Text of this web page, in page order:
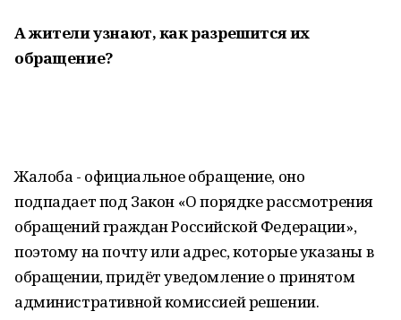
А жители узнают, как разрешится их
обращение?
Жалоба - официальное обращение, оно
подпадает под Закон «О порядке рассмотрения
обращений граждан Российской Федерации»,
поэтому на почту или адрес, которые указаны в
обращении, придёт уведомление о принятом
административной комиссией решении.